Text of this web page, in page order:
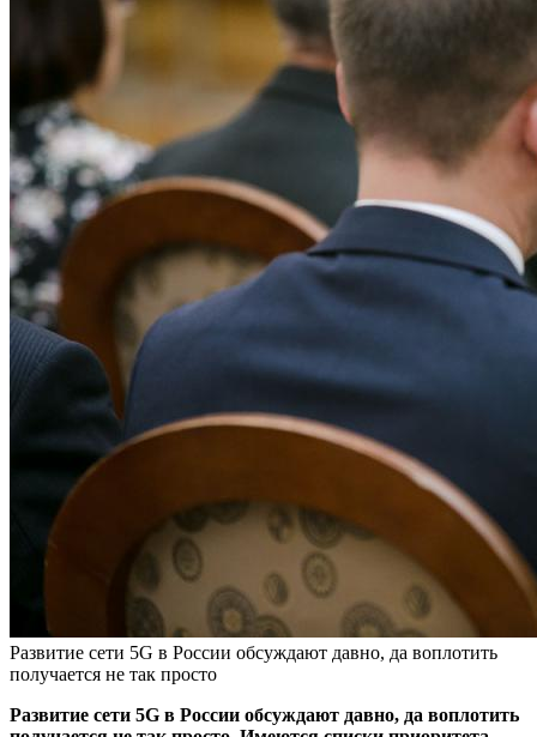
Развитие сети 5G в России обсуждают давно, да воплотить
получается не так просто
Развитие сети 5G в России обсуждают давно, да воплотить